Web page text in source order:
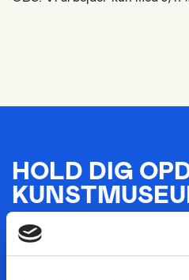
HOLD DIG
Dit navn